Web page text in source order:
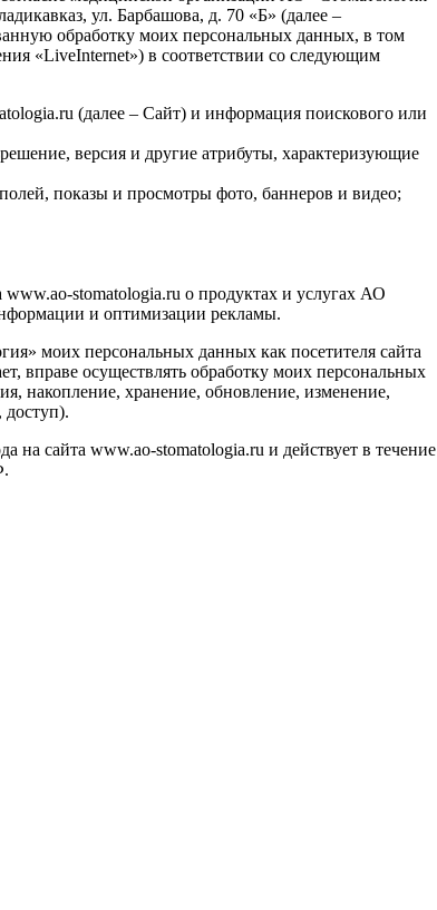
ул. Барбашова, д. 70 «Б» (далее –
обработку моих персональных данных, в том
«LiveInternet») в соответствии со следующим
(далее – Сайт) и информация поискового или
версия и другие атрибуты, характеризующие
показы и просмотры фото, баннеров и видео;
stomatologia.ru о продуктах и услугах АО
и оптимизации рекламы.
моих персональных данных как посетителя сайта
вправе осуществлять обработку моих персональных
накопление, хранение, обновление, изменение,
доступ).
на сайта www.ao-stomatologia.ru и действует в течение